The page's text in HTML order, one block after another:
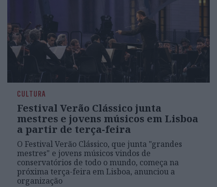
CULTURA
Festival Verão Clássico junta
mestres e jovens músicos em Lisboa
a partir de terça-feira
O Festival Verão Clássico, que junta "grandes
mestres" e jovens músicos vindos de
conservatórios de todo o mundo, começa na
próxima terça-feira em Lisboa, anunciou a
organização